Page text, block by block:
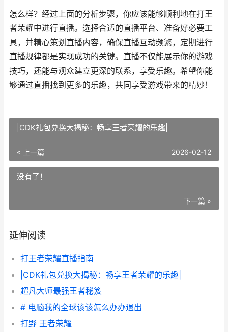
怎么样？经过上面的分析步骤，你应该能够顺利地在打王
者荣耀中进行直播。选择合适的直播平台、准备好必要工
具，并精心策划直播内容，确保直播互动频繁，定期进行
直播规律都是实现成功的关键。直播不仅能展示你的游戏
技巧，还能与观众建立更深的联系，享受乐趣。希望你能
够通过直播找到更多的乐趣，共同享受游戏带来的精妙！
|CDK礼包兑换大揭秘：畅享王者荣耀的乐趣|
« 上一篇 2026-02-12
没有了！
下一篇 »
延伸阅读
打王者荣耀直播指南
|CDK礼包兑换大揭秘：畅享王者荣耀的乐趣|
超凡大师最强王者秘笈
# 电脑我的全球该该怎么办办退出
打野 王者荣耀